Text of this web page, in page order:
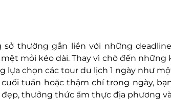
sở thường gắn liền với những
mỏi kéo dài. Thay vì chờ đến những
lựa chọn các tour du lịch 1 ngày như
tuần hoặc thậm chí trong ngày,
thưởng thức ẩm thực địa phương